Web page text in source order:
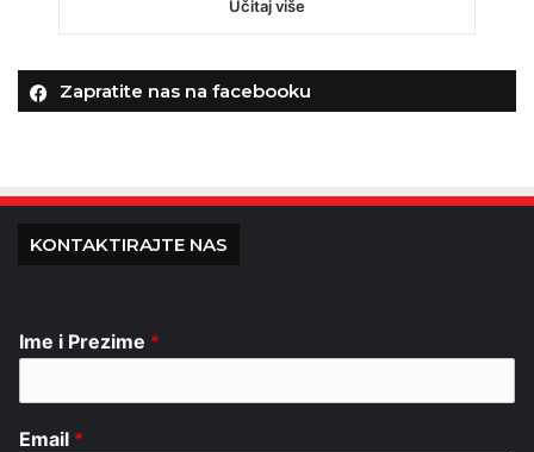
Učitaj više
Zapratite nas na facebooku
KONTAKTIRAJTE NAS
Ime i Prezime *
Email *